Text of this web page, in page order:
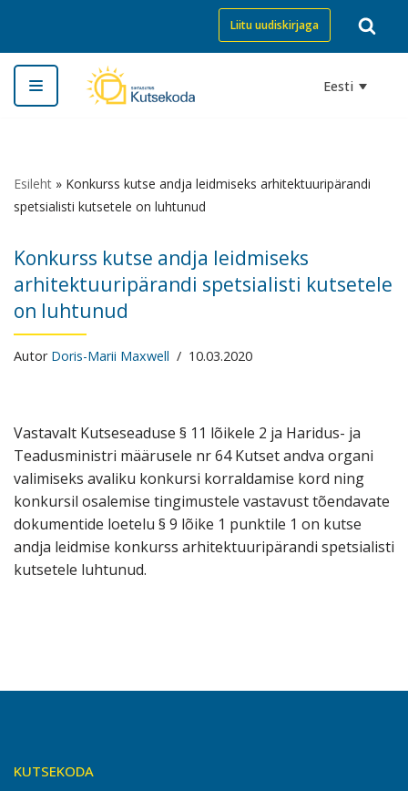
Skip
to
content
Liitu uudiskirjaga
Eesti
Esileht » Konkurss kutse andja leidmiseks arhitektuuripärandi
spetsialisti kutsetele on luhtunud
Konkurss kutse andja leidmiseks
arhitektuuripärandi spetsialisti kutsetele
on luhtunud
Autor Doris-Marii Maxwell 10.03.2020
Vastavalt Kutseseaduse § 11 lõikele 2 ja Haridus- ja
Teadusministri määrusele nr 64 Kutset andva organi
valimiseks avaliku konkursi korraldamise kord ning
konkursil osalemise tingimustele vastavust tõendavate
dokumentide loetelu § 9 lõike 1 punktile 1 on kutse
andja leidmise konkurss arhitektuuripärandi spetsialisti
kutsetele luhtunud.
KUTSEKODA